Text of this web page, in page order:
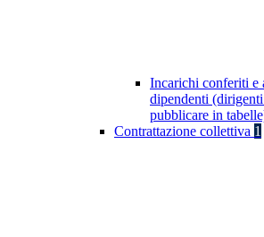
Incarichi conferiti e
dipendenti
pubblicare in
Contrattazione collettiva 1